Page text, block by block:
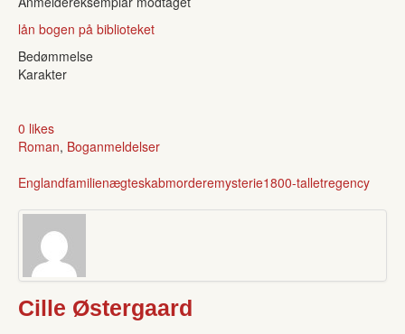
lån bogen på biblioteket
Bedømmelse
Karakter
0 likes
Roman, Boganmeldelser
Englandfamilienægteskabmorderemysterie1800-talletregency
Cille Østergaard